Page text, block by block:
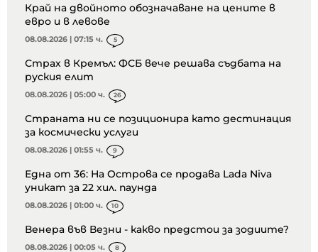
Край на двойното обозначаване на цените в
евро и в левове
08.08.2026 | 07:15 ч. 5
Страх в Кремъл: ФСБ вече решава съдбата на
руския елит
08.08.2026 | 05:00 ч. 26
Страната ни се позиционира като дестинация
за космически услуги
08.08.2026 | 01:55 ч. 9
Една от 36: На Острова се продава Lada Niva
уникат за 22 хил. паунда
08.08.2026 | 01:00 ч. 10
Венера във Везни - какво предстои за зодиите?
08.08.2026 | 00:05 ч. 8